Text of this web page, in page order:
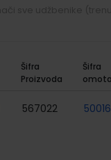
Šifra
Proizvoda
Šifra
omota
567022